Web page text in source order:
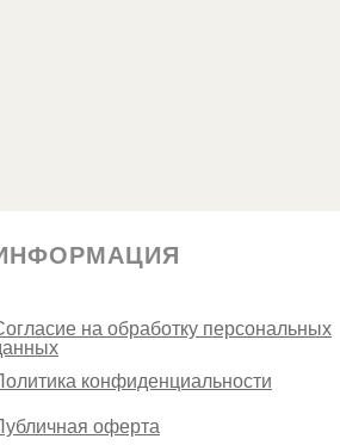
на обработку персональных
оферта
конфиденциальности